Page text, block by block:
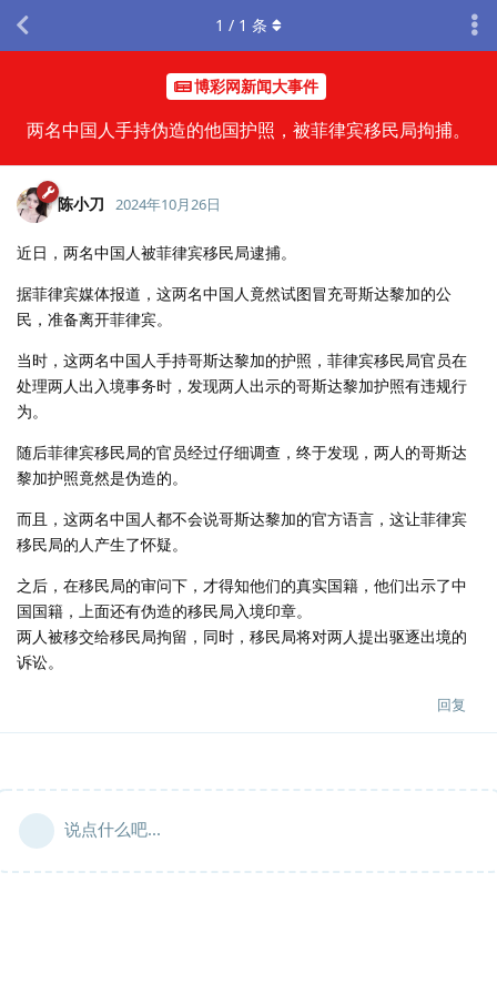
博彩网新闻大事件
两名中国人手持伪造的他国护照，被菲律宾移民局拘捕。
1 / 1 条
陈小刀 2024年10月26日
近日，两名中国人被菲律宾移民局逮捕。
据菲律宾媒体报道，这两名中国人竟然试图冒充哥斯达黎加的公
民，准备离开菲律宾。
当时，这两名中国人手持哥斯达黎加的护照，菲律宾移民局官员在
处理两人出入境事务时，发现两人出示的哥斯达黎加护照有违规行
为。
随后菲律宾移民局的官员经过仔细调查，终于发现，两人的哥斯达
黎加护照竟然是伪造的。
而且，这两名中国人都不会说哥斯达黎加的官方语言，这让菲律宾
移民局的人产生了怀疑。
之后，在移民局的审问下，才得知他们的真实国籍，他们出示了中
国国籍，上面还有伪造的移民局入境印章。
两人被移交给移民局拘留，同时，移民局将对两人提出驱逐出境的
诉讼。
回复
说点什么吧...